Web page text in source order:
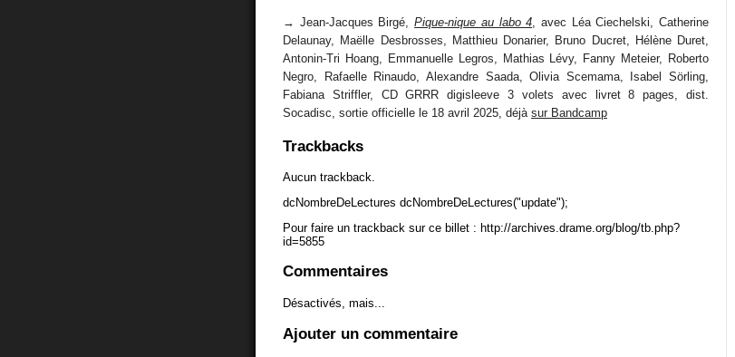
→ Jean-Jacques Birgé,Pique-nique au labo 4 , avec Léa Ciechelski, Catherine
Delaunay, Maëlle Desbrosses, Matthieu Donarier, Bruno Ducret, Hélène Duret,
Antonin-Tri Hoang, Emmanuelle Legros, Mathias Lévy, Fanny Meteier, Roberto
Negro, Rafaelle Rinaudo, Alexandre Saada, Olivia Scemama, Isabel Sörling,
Fabiana Striffler, CD GRRR digisleeve 3 volets avec livret 8 pages, dist.
Socadisc, sortie officielle le 18 avril 2025, déjà sur Bandcamp
Trackbacks
Aucun trackback.
dcNombreDeLectures dcNombreDeLectures("update");
Pour faire un trackback sur ce billet : http://archives.drame.org/blog/tb.php?
id=5855
Commentaires
Désactivés, mais...
Ajouter un commentaire